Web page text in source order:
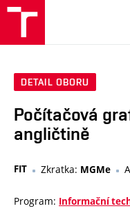
DETAIL OBORU
Počítačová
angličtině
FIT Zkratka: MGMe
Program: Informační